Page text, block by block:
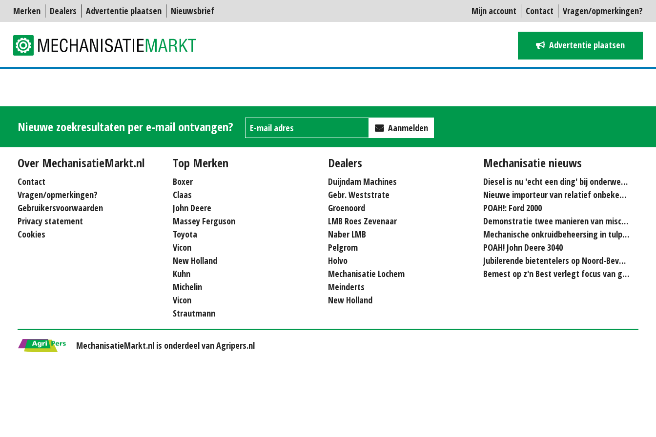
Mijn account Contact Vragen/opmerkingen?
Merken Dealers Advertentie plaatsen Nieuwsbrief
Advertentie plaatsen
Nieuwe zoekresultaten per e-mail ontvangen? Aanmelden
Over MechanisatieMarkt.nl
Contact
Vragen/opmerkingen?
Gebruikersvoorwaarden
Privacy statement
Cookies
Top Merken
Boxer
Claas
John Deere
Massey Ferguson
Toyota
Vicon
New Holland
Kuhn
Michelin
Vicon
Strautmann
Dealers
Duijndam Machines
Gebr. Weststrate
Groenoord
LMB Roes Zevenaar
Naber LMB
Pelgrom
Holvo
Mechanisatie Lochem
Meinderts
New Holland
Mechanisatie nieuws
Diesel is nu 'echt een ding' bij onderwerken
Nieuwe importeur van relatief onbekende merken...
POAH!: Ford 2000
Demonstratie twee manieren van miscanthus hakselen
Mechanische onkruidbeheersing in tulpenteelt steeds...
POAH! John Deere 3040
Jubilerende bietentelers op Noord-Beveland rijden elkaar...
Bemest op z'n Best verlegt focus van grasland naar bouwland
MechanisatieMarkt.nl is onderdeel van Agripers.nl